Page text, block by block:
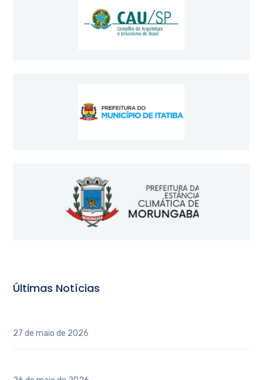
Últimas Notícias
27 de maio de 2026